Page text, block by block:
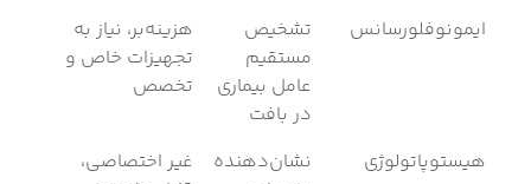
ایمونوفلورسانس
تشخیص
مستقیم
عامل بیماری
در بافت
هزینه‌بر، نیاز به
تجهیزات خاص و
تخصص
هیستوپاتولوژی
نشان‌دهنده
غیر اختصاصی،